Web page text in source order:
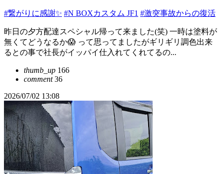
#繋がりに感謝✨ #N BOXカスタム JF1 #激突事故からの復活
昨日の夕方配達スペシャル帰って来ました(笑) 一時は塗料が
無くてどうなるか😱 って思ってましたがギリギリ調色出来
るとの事で社長がイッパイ仕入れてくれてるの...
thumb_up 166
comment36
2026/07/02 13:08